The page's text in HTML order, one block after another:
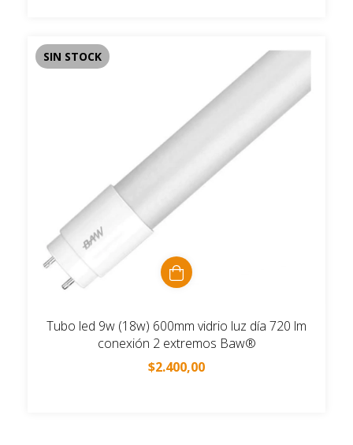
SIN STOCK
Tubo led 9w (18w) 600mm vidrio luz día 720 lm
conexión 2 extremos Baw®
$2.400,00